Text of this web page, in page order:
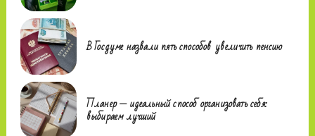
В Госдуме назвали пять способов увеличить пенсию
Планер — идеальный способ организовать себя:
выбираем лучший